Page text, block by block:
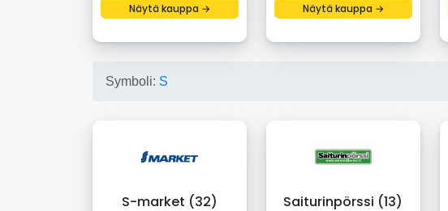
Näytä kauppa → Näytä kauppa →
Symboli: S
S-market (32) Saiturinpörssi (13)